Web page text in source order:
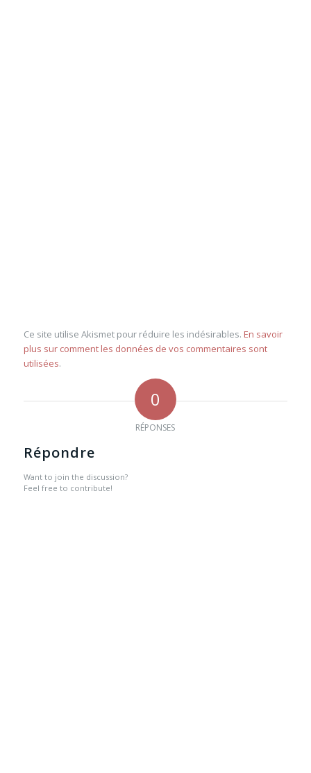
Ce site utilise Akismet pour réduire les indésirables. En savoir
plus sur comment les données de vos commentaires sont
utilisées.
0
RÉPONSES
Répondre
Want to join the discussion?
Feel free to contribute!